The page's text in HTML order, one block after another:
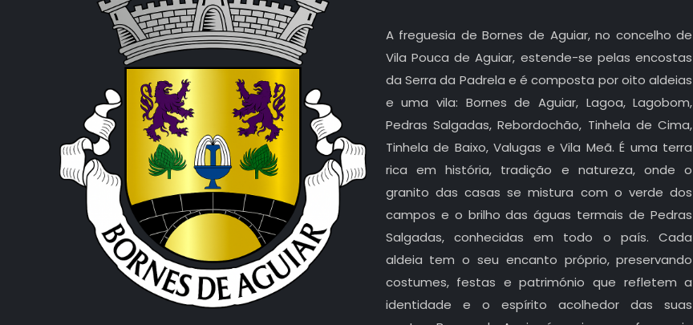
A freguesia de Bornes de Aguiar, no concelho de
Vila Pouca de Aguiar, estende-se pelas encostas
da Serra da Padrela e é composta por oito aldeias
e uma vila: Bornes de Aguiar, Lagoa, Lagobom,
Pedras Salgadas, Rebordochão, Tinhela de Cima,
Tinhela de Baixo, Valugas e Vila Meã. É uma terra
rica em história, tradição e natureza, onde o
granito das casas se mistura com o verde dos
campos e o brilho das águas termais de Pedras
Salgadas, conhecidas em todo o país. Cada
aldeia tem o seu encanto próprio, preservando
costumes, festas e património que refletem a
identidade e o espírito acolhedor das suas